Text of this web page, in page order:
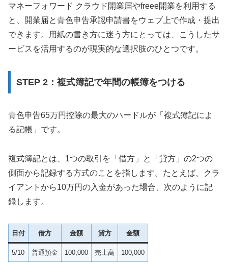
マネーフォワード クラウド開業届やfreee開業を利用する
と、開業届と青色申告承認申請書をウェブ上で作成・提出
できます。用紙の書き方に迷う方にとっては、こうしたサ
ービスを活用するのが現実的な選択肢のひとつです。
STEP 2：複式簿記で年間の帳簿をつける
青色申告65万円控除の最大のハードルが「複式簿記によ
る記帳」です。
複式簿記とは、1つの取引を「借方」と「貸方」の2つの
側面から記録する方式のことを指します。たとえば、クラ
イアントから10万円の入金があった場合、次のように記
録します。
日付 借方 金額 貸方 金額
5/10 普通預金 100,000 売上高 100,000